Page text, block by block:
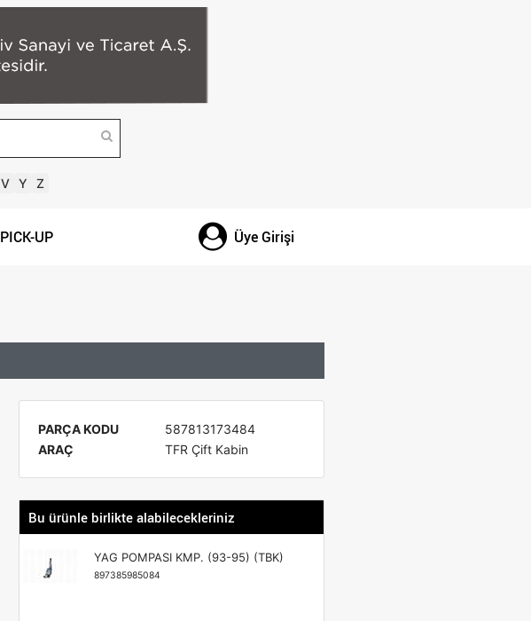
V Y Z
PICK-UP Üye Girişi
PARÇA KODU
587813173484
ARAÇ
TFR Çift Kabin
Bu ürünle birlikte alabilecekleriniz
YAG POMPASI KMP. (93-95) (TBK)
897385985084